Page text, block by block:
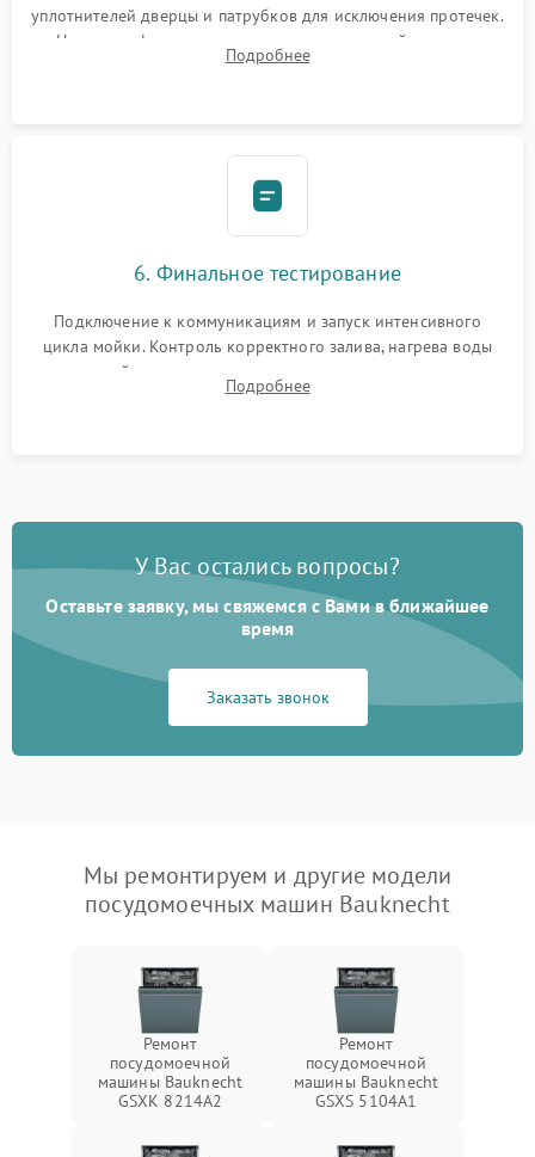
уплотнителей дверцы и патрубков для исключения протечек.
Надежная фиксация хомутов гидравлической системы,
сборка корпуса и установка датчика поплавка.
Подробнее
6. Финальное тестирование
Подключение к коммуникациям и запуск интенсивного
цикла мойки. Контроль корректного залива, нагрева воды
до нужной температуры, отсутствия посторонних шумов,
штатного слива и абсолютной сухости в поддоне.
Подробнее
У Вас остались вопросы?
Оставьте заявку, мы свяжемся с Вами в ближайшее
время
Заказать звонок
Мы ремонтируем и другие модели
посудомоечных машин Bauknecht
Ремонт
посудомоечной
машины Bauknecht
GSXK 8214A2
Ремонт
посудомоечной
машины Bauknecht
GSXS 5104A1